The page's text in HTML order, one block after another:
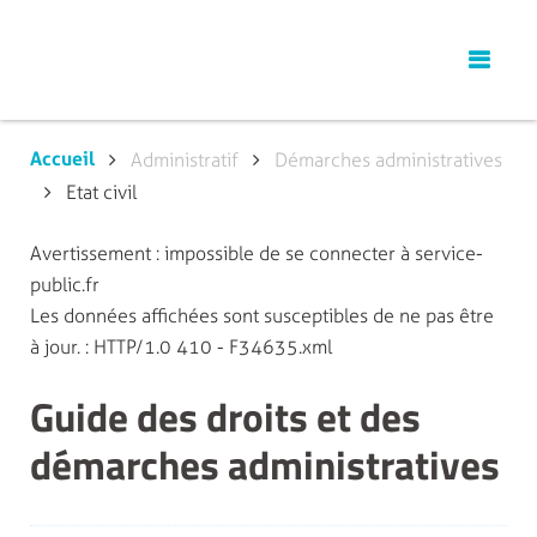
Accueil Administratif
Démarches administratives
Etat civil
Avertissement : impossible de se connecter à service-
public.fr
Les données affichées sont susceptibles de ne pas être
à jour. : HTTP/1.0 410 - F34635.xml
Guide des droits et des
démarches administratives